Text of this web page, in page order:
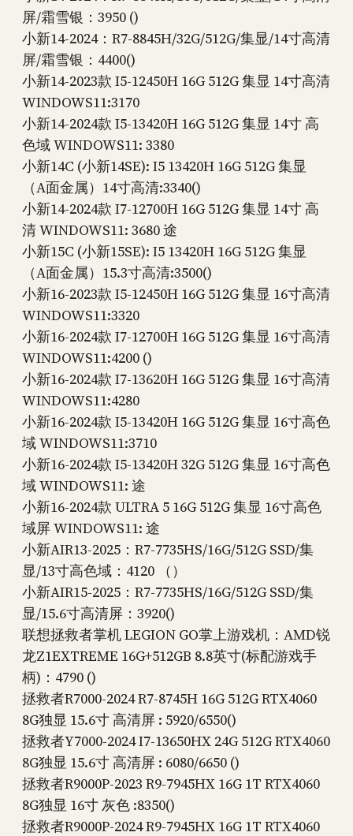
屏/霜雪银：3950 ()
小新14-2024：R7-8845H/32G/512G/集显/14寸高清
屏/霜雪银：4400()
小新14-2023款 I5-12450H 16G 512G 集显 14寸高清
WINDOWS11:3170
小新14-2024款 I5-13420H 16G 512G 集显 14寸 高
色域 WINDOWS11: 3380
小新14C (小新14SE): I5 13420H 16G 512G 集显
（A面金属）14寸高清:3340()
小新14-2024款 I7-12700H 16G 512G 集显 14寸 高
清 WINDOWS11: 3680 途
小新15C (小新15SE): I5 13420H 16G 512G 集显
（A面金属）15.3寸高清:3500()
小新16-2023款 I5-12450H 16G 512G 集显 16寸高清
WINDOWS11:3320
小新16-2024款 I7-12700H 16G 512G 集显 16寸高清
WINDOWS11:4200 ()
小新16-2024款 I7-13620H 16G 512G 集显 16寸高清
WINDOWS11:4280
小新16-2024款 I5-13420H 16G 512G 集显 16寸高色
域 WINDOWS11:3710
小新16-2024款 I5-13420H 32G 512G 集显 16寸高色
域 WINDOWS11: 途
小新16-2024款 ULTRA 5 16G 512G 集显 16寸高色
域屏 WINDOWS11: 途
小新AIR13-2025：R7-7735HS/16G/512G SSD/集
显/13寸高色域：4120 （）
小新AIR15-2025：R7-7735HS/16G/512G SSD/集
显/15.6寸高清屏：3920()
联想拯救者掌机 LEGION GO掌上游戏机：AMD锐
龙Z1EXTREME 16G+512GB 8.8英寸(标配游戏手
柄)：4790 ()
拯救者R7000-2024 R7-8745H 16G 512G RTX4060
8G独显 15.6寸 高清屏 : 5920/6550()
拯救者Y7000-2024 I7-13650HX 24G 512G RTX4060
8G独显 15.6寸 高清屏 : 6080/6650 ()
拯救者R9000P-2023 R9-7945HX 16G 1T RTX4060
8G独显 16寸 灰色 :8350()
拯救者R9000P-2024 R9-7945HX 16G 1T RTX4060